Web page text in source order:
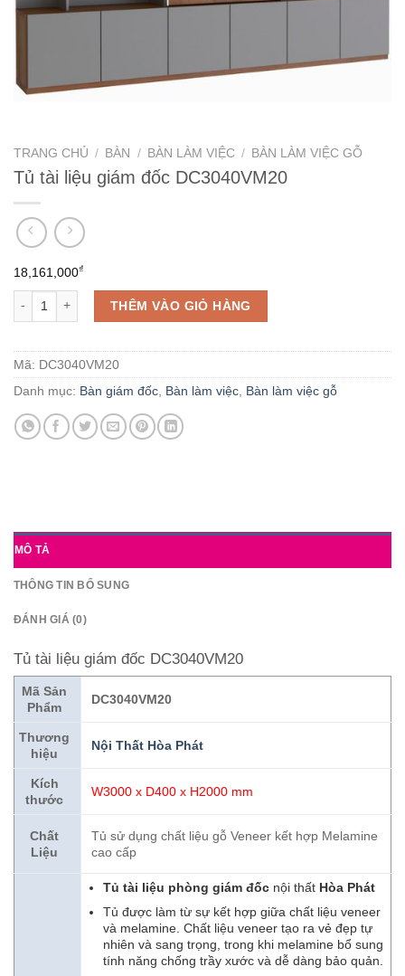
TRANG CHỦ / BÀN / BÀN LÀM VIỆC / BÀN LÀM VIỆC GỖ
Tủ tài liệu giám đốc DC3040VM20
18,161,000₫
Tủ tài liệu giám đốc DC3040VM20 số lượng
THÊM VÀO GIỎ HÀNG
Mã: DC3040VM20
Danh mục: Bàn giám đốc, Bàn làm việc, Bàn làm việc gỗ
MÔ TẢ
THÔNG TIN BỔ SUNG
ĐÁNH GIÁ (0)
Tủ tài liệu giám đốc DC3040VM20
Mã Sản
Phẩm
DC3040VM20
Thương
hiệu
Nội Thất Hòa Phát
Kích
thước
W3000 x D400 x H2000 mm
Chất
Liệu
Tủ sử dụng chất liệu gỗ Veneer kết hợp Melamine
cao cấp
Tủ tài liệu phòng giám đốc nội thất Hòa Phát
Tủ được làm từ sự kết hợp giữa chất liệu veneer
và melamine. Chất liệu veneer tạo ra vẻ đẹp tự
nhiên và sang trọng, trong khi melamine bổ sung
tính năng chống trầy xước và dễ dàng bảo quản.